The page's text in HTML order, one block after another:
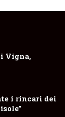
Vigna,
i rincari dei